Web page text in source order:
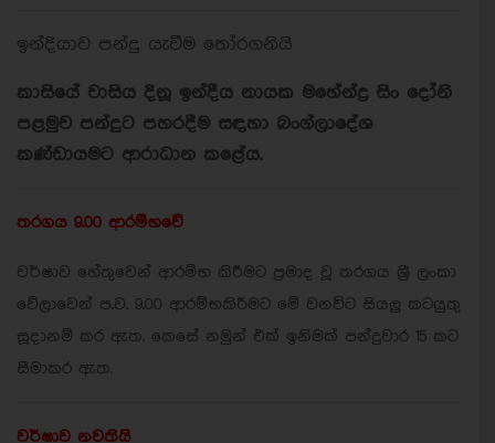
ඉන්දියාව පන්දු යැවීම තෝරගනියි
කාසියේ වාසිය දිනූ ඉන්දීය නායක මහේන්ද්‍ර සිං දෝනි
පළමුව පන්දුට පහරදීම සඳහා බංග්ලාදේශ
කණ්ඩායමට ආරාධාන කළේය.
තරගය 9.00 ආරම්භවේ
වර්ෂාව හේතුවෙන් ආරම්භ කිරීමට ප්‍රමාද වූ තරගය ශ්‍රී ලංකා
වේලාවෙන් ප.ව. 9.00 ආරම්භකිරීමට මේ වනවිට සියලු කටයුතු
සූදානම් කර ඇත. කෙසේ නමුන් එක් ඉනිමක් පන්දුවාර 15 කට
සීමාකර ඇත.
වර්ෂාව නවතියි